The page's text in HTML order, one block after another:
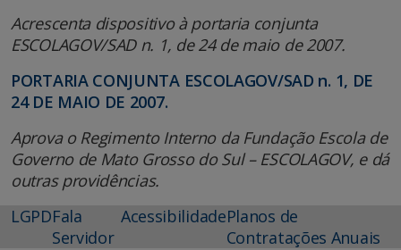
Acrescenta dispositivo à portaria conjunta
ESCOLAGOV/SAD n. 1, de 24 de maio de 2007.
PORTARIA CONJUNTA ESCOLAGOV/SAD n. 1, DE
24 DE MAIO DE 2007.
Aprova o Regimento Interno da Fundação Escola de
Governo de Mato Grosso do Sul – ESCOLAGOV, e dá
outras providências.
LGPDFala
Servidor
AcessibilidadePlanos de
Contratações Anuais